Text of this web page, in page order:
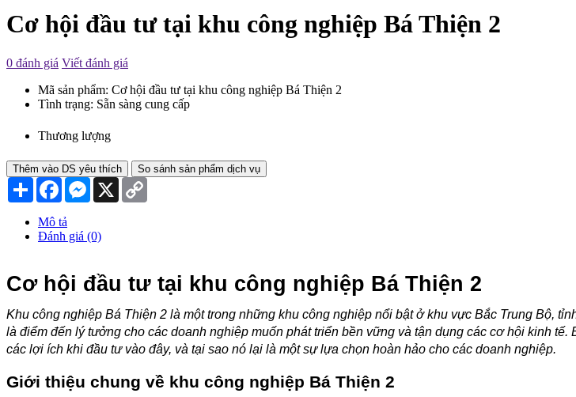
Cơ hội đầu tư tại khu công nghiệp Bá Thiện 2
0 đánh giá Viết đánh giá
Mã sản phẩm: Cơ hội đầu tư tại khu công nghiệp Bá Thiện 2
Tình trạng: Sẵn sàng cung cấp
Thương lượng
Thêm vào DS yêu thích So sánh sản phẩm dịch vụ
Chia
sẻ
FacebookMessenger
X
Mô tả
Đánh giá (0)
Cơ hội đầu tư tại khu công nghiệp Bá Thiện 2
Khu công nghiệp Bá Thiện 2 là một trong những khu công nghiệp nổi bật ở khu vực Bắc Trung Bộ,
là điểm đến lý tưởng cho các doanh nghiệp muốn phát triển bền vững và tận dụng các cơ hội kinh tế.
các lợi ích khi đầu tư vào đây, và tại sao nó lại là một sự lựa chọn hoàn hảo cho các doanh nghiệp.
Giới thiệu chung về khu công nghiệp Bá Thiện 2